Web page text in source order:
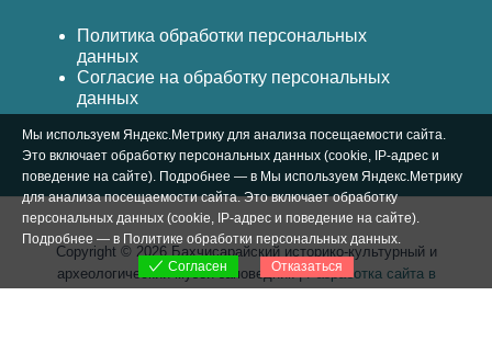
Политика обработки персональных
данных
Согласие на обработку персональных
данных
Copyright © 2026 Бахчисарайский историко-культурный и
археологический музей-заповедник |Разработка сайта в
Мы используем Яндекс.Метрику для анализа посещаемости сайта.
Это включает обработку персональных данных (cookie, IP-адрес и
поведение на сайте). Подробнее — в Мы используем Яндекс.Метрику
для анализа посещаемости сайта. Это включает обработку
персональных данных (cookie, IP-адрес и поведение на сайте).
Подробнее — в Политике обработки персональных данных.
Согласен
Отказаться